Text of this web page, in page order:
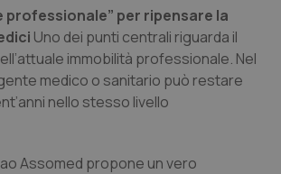
seno
Polmone & Testa Collo
professionale” per ripensare la
Uno dei punti centrali riguarda il
immobilità professionale. Nel
medico o sanitario può restare
nello stesso livello
Assomed propone un vero